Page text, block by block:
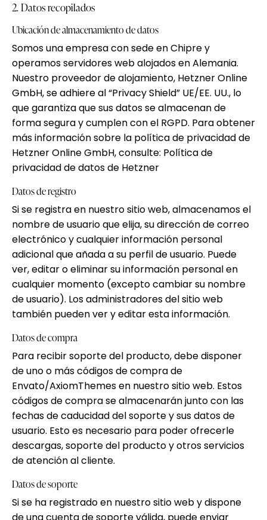
2. Datos recopilados
Ubicación de almacenamiento de datos
Somos una empresa con sede en Chipre y
operamos servidores web alojados en Alemania.
Nuestro proveedor de alojamiento, Hetzner Online
GmbH, se adhiere al “Privacy Shield” UE/EE. UU., lo
que garantiza que sus datos se almacenan de
forma segura y cumplen con el RGPD. Para obtener
más información sobre la política de privacidad de
Hetzner Online GmbH, consulte: Política de
privacidad de datos de Hetzner
Datos de registro
Si se registra en nuestro sitio web, almacenamos el
nombre de usuario que elija, su dirección de correo
electrónico y cualquier información personal
adicional que añada a su perfil de usuario. Puede
ver, editar o eliminar su información personal en
cualquier momento (excepto cambiar su nombre
de usuario). Los administradores del sitio web
también pueden ver y editar esta información.
Datos de compra
Para recibir soporte del producto, debe disponer
de uno o más códigos de compra de
Envato/AxiomThemes en nuestro sitio web. Estos
códigos de compra se almacenarán junto con las
fechas de caducidad del soporte y sus datos de
usuario. Esto es necesario para poder ofrecerle
descargas, soporte del producto y otros servicios
de atención al cliente.
Datos de soporte
Si se ha registrado en nuestro sitio web y dispone